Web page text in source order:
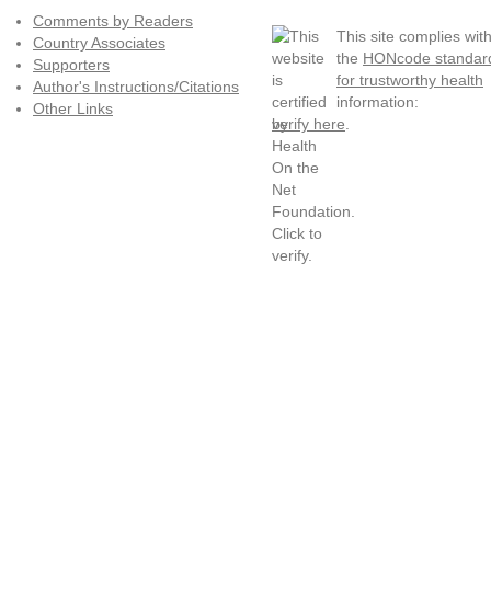
Comments by Readers
Country Associates
Supporters
Author's Instructions/Citations
Other Links
This site complies with
the HONcode
for trustworthy health
information:
verify here